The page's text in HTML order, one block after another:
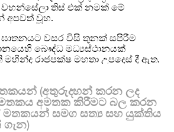
(අතුරුදහන් කරන ලද
අමතක කිරීමට බල කරන
මතකයන් සමග සත්‍ය සහ යුක්තිය